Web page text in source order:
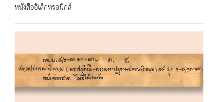
หนังสืออิเล็กทรอนิกส์